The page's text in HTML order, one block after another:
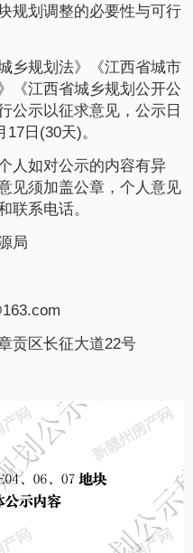
规划调整的必要性与可行
规划法》《江西省城市
《江西省城乡规划公开公
公示以征求意见，公示日
17日(30天)。
如对公示的内容有异
见须加盖公章，个人意见
联系电话。
局
区长征大道22号